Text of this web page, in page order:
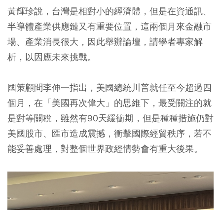
黃輝珍說，台灣是相對小的經濟體，但是在資通訊、
半導體產業供應鏈又有重要位置，這兩個月來金融市
場、產業消長很大，因此舉辦論壇，請學者專家解
析，以因應未來挑戰。
國策顧問李伸一指出，美國總統川普就任至今超過四
個月，在「美國再次偉大」的思維下，最受關注的就
是對等關稅，雖然有90天緩衝期，但是種種措施仍對
美國股市、匯市造成震撼，衝擊國際經貿秩序，若不
能妥善處理，對整個世界政經情勢會有重大後果。